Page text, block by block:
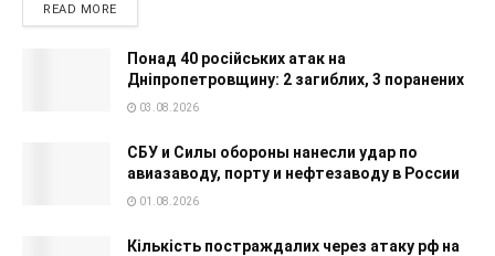
READ MORE
Понад 40 російських атак на
Дніпропетровщину: 2 загиблих, 3 поранених
03.08.2026
СБУ и Силы обороны нанесли удар по
авиазаводу, порту и нефтезаводу в России
01.08.2026
Кількість постраждалих через атаку рф на